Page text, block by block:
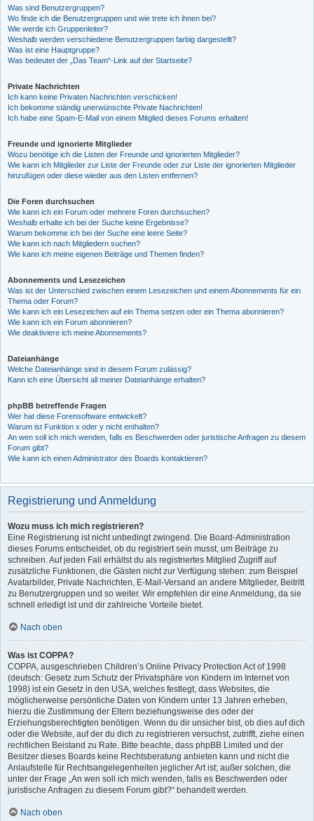
Was sind Benutzergruppen?
Wo finde ich die Benutzergruppen und wie trete ich ihnen bei?
Wie werde ich Gruppenleiter?
Weshalb werden verschiedene Benutzergruppen farbig dargestellt?
Was ist eine Hauptgruppe?
Was bedeutet der „Das Team“-Link auf der Startseite?
Private Nachrichten
Ich kann keine Privaten Nachrichten verschicken!
Ich bekomme ständig unerwünschte Private Nachrichten!
Ich habe eine Spam-E-Mail von einem Mitglied dieses Forums erhalten!
Freunde und ignorierte Mitglieder
Wozu benötige ich die Listen der Freunde und ignorierten Mitglieder?
Wie kann ich Mitglieder zur Liste der Freunde oder zur Liste der ignorierten Mitglieder
hinzufügen oder diese wieder aus den Listen entfernen?
Die Foren durchsuchen
Wie kann ich ein Forum oder mehrere Foren durchsuchen?
Weshalb erhalte ich bei der Suche keine Ergebnisse?
Warum bekomme ich bei der Suche eine leere Seite?
Wie kann ich nach Mitgliedern suchen?
Wie kann ich meine eigenen Beiträge und Themen finden?
Abonnements und Lesezeichen
Was ist der Unterschied zwischen einem Lesezeichen und einem Abonnements für ein
Thema oder Forum?
Wie kann ich ein Lesezeichen auf ein Thema setzen oder ein Thema abonnieren?
Wie kann ich ein Forum abonnieren?
Wie deaktiviere ich meine Abonnements?
Dateianhänge
Welche Dateianhänge sind in diesem Forum zulässig?
Kann ich eine Übersicht all meiner Dateianhänge erhalten?
phpBB betreffende Fragen
Wer hat diese Forensoftware entwickelt?
Warum ist Funktion x oder y nicht enthalten?
An wen soll ich mich wenden, falls es Beschwerden oder juristische Anfragen zu diesem
Forum gibt?
Wie kann ich einen Administrator des Boards kontaktieren?
Registrierung und Anmeldung
Wozu muss ich mich registrieren?
Eine Registrierung ist nicht unbedingt zwingend. Die Board-Administration
dieses Forums entscheidet, ob du registriert sein musst, um Beiträge zu
schreiben. Auf jeden Fall erhältst du als registriertes Mitglied Zugriff auf
zusätzliche Funktionen, die Gästen nicht zur Verfügung stehen: zum Beispiel
Avatarbilder, Private Nachrichten, E-Mail-Versand an andere Mitglieder, Beitritt
zu Benutzergruppen und so weiter. Wir empfehlen dir eine Anmeldung, da sie
schnell erledigt ist und dir zahlreiche Vorteile bietet.
Nach oben
Was ist COPPA?
COPPA, ausgeschrieben Children’s Online Privacy Protection Act of 1998
(deutsch: Gesetz zum Schutz der Privatsphäre von Kindern im Internet von
1998) ist ein Gesetz in den USA, welches festlegt, dass Websites, die
möglicherweise persönliche Daten von Kindern unter 13 Jahren erheben,
hierzu die Zustimmung der Eltern beziehungsweise des oder der
Erziehungsberechtigten benötigen. Wenn du dir unsicher bist, ob dies auf dich
oder die Website, auf der du dich zu registrieren versuchst, zutrifft, ziehe einen
rechtlichen Beistand zu Rate. Bitte beachte, dass phpBB Limited und der
Besitzer dieses Boards keine Rechtsberatung anbieten kann und nicht die
Anlaufstelle für Rechtsangelegenheiten jeglicher Art ist; außer solchen, die
unter der Frage „An wen soll ich mich wenden, falls es Beschwerden oder
juristische Anfragen zu diesem Forum gibt?“ behandelt werden.
Nach oben